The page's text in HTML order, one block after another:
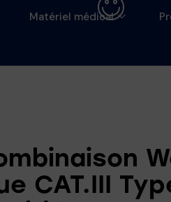
Matériel médical
CAT.III